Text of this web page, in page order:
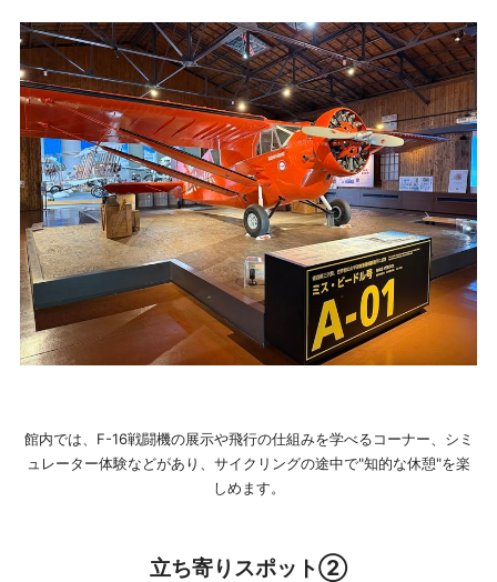
館内では、F-16戦闘機の展示や飛行の仕組みを学べるコーナー、シミ
ュレーター体験などがあり、サイクリングの途中で"知的な休憩"を楽
しめます。
立ち寄りスポット②